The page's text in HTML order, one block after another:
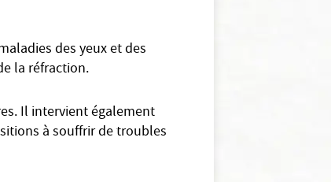
des yeux et des
la réfraction.
Il intervient également
à souffrir de troubles